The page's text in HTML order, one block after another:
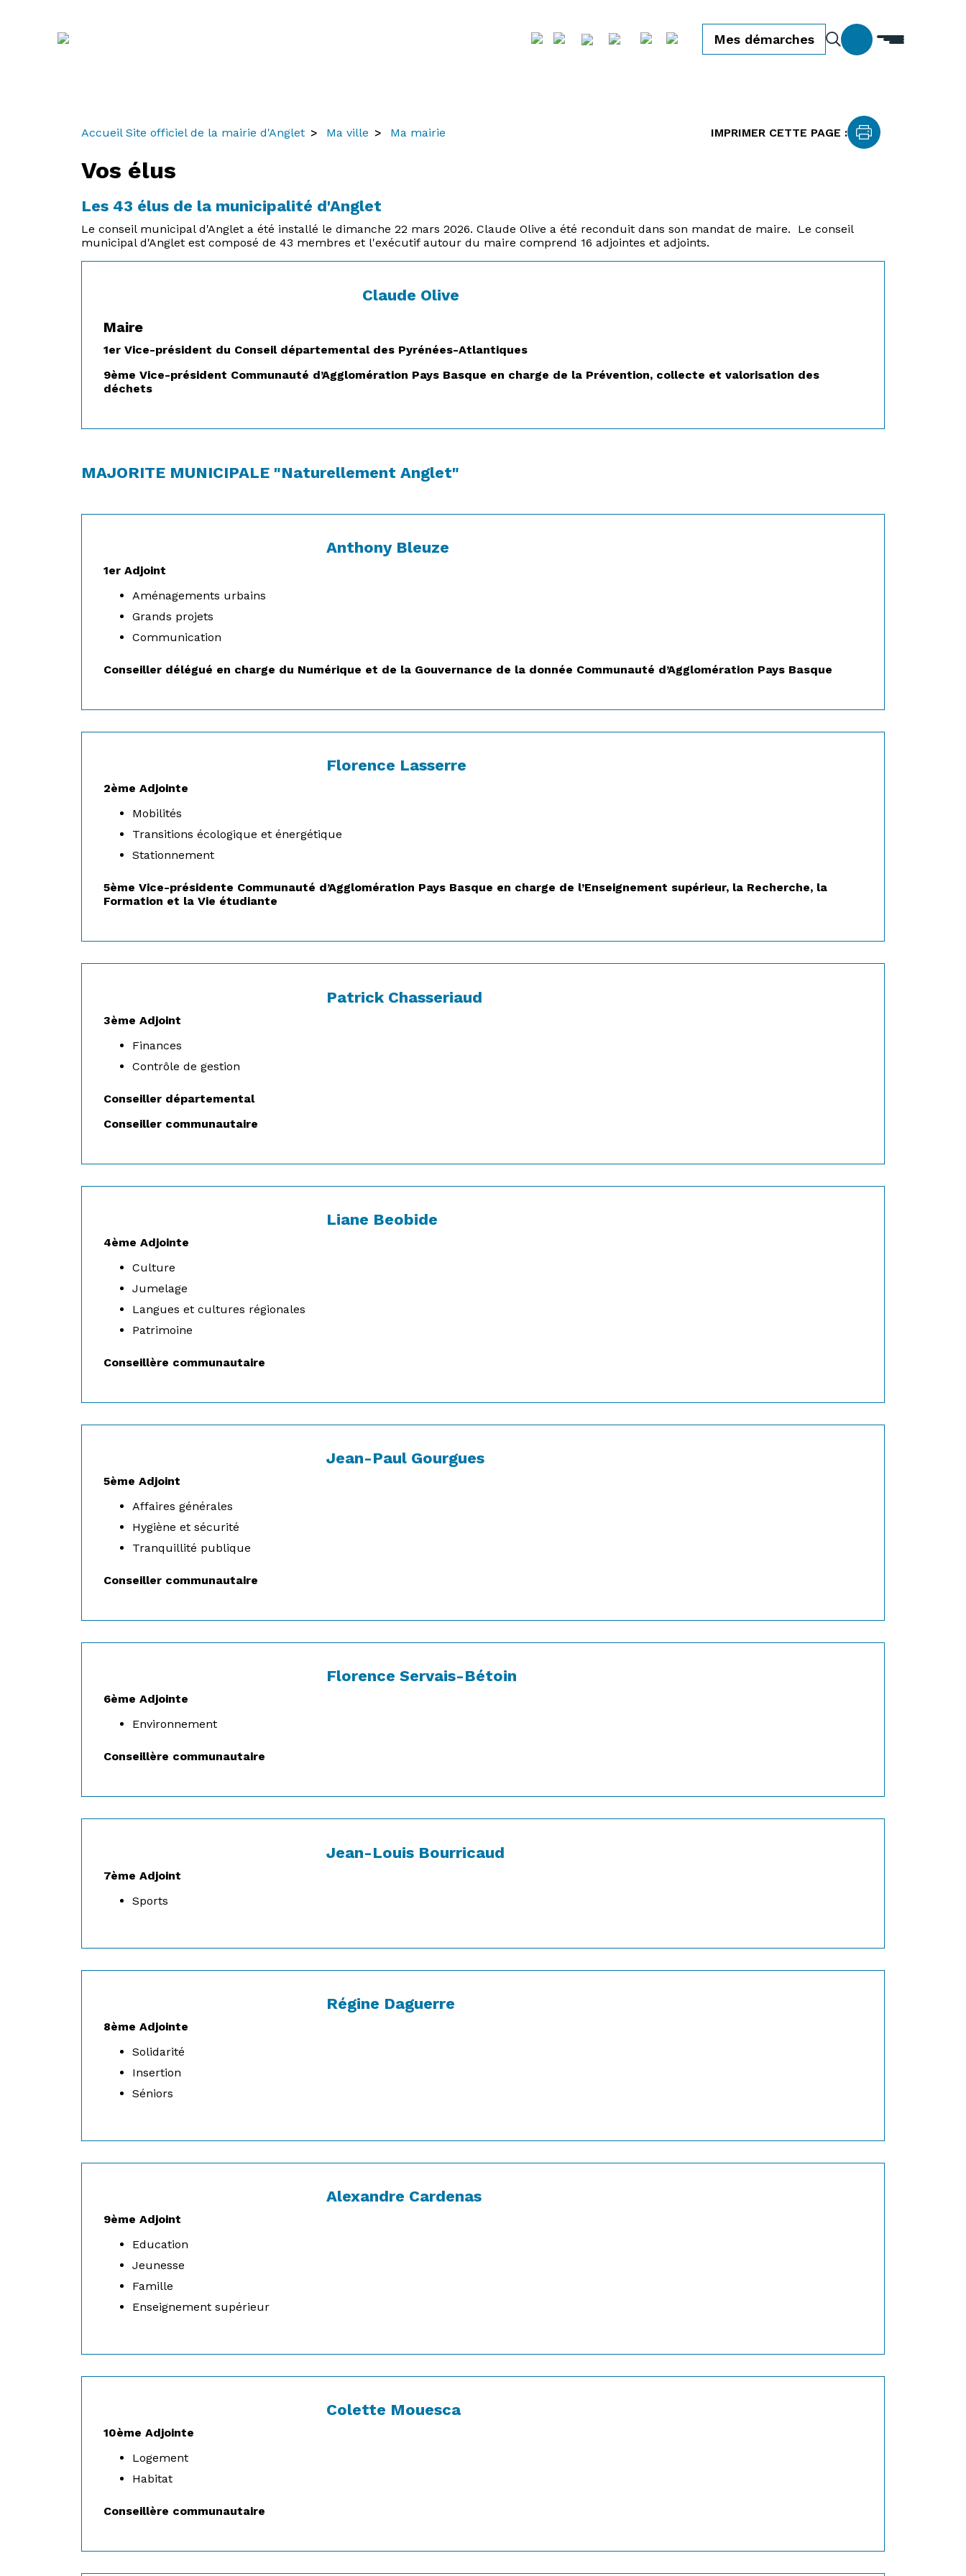
Mes démarches
Accueil Site officiel de la mairie d'Anglet Ma ville Ma mairie IMPRIMER CETTE PAGE :
Vos élus
Les 43 élus de la municipalité d'Anglet
Le conseil municipal d'Anglet a été installé le dimanche 22 mars 2026. Claude Olive a été reconduit dans son mandat de maire. Le conseil
municipal d'Anglet est composé de 43 membres et l'exécutif autour du maire comprend 16 adjointes et adjoints.
Claude Olive
Maire
1er Vice-président du Conseil départemental des Pyrénées-Atlantiques
9ème Vice-président Communauté d’Agglomération Pays Basque en charge de la Prévention, collecte et valorisation des
déchets
MAJORITE MUNICIPALE "Naturellement Anglet"
Anthony Bleuze
1er Adjoint
Aménagements urbains
Grands projets
Communication
Conseiller délégué en charge du Numérique et de la Gouvernance de la donnée Communauté d’Agglomération Pays Basque
Florence Lasserre
2ème Adjointe
Mobilités
Transitions écologique et énergétique
Stationnement
5ème Vice-présidente Communauté d’Agglomération Pays Basque en charge de l’Enseignement supérieur, la Recherche, la
Formation et la Vie étudiante
Patrick Chasseriaud
3ème Adjoint
Finances
Contrôle de gestion
Conseiller départemental
Conseiller communautaire
Liane Beobide
4ème Adjointe
Culture
Jumelage
Langues et cultures régionales
Patrimoine
Conseillère communautaire
Jean-Paul Gourgues
5ème Adjoint
Affaires générales
Hygiène et sécurité
Tranquillité publique
Conseiller communautaire
Florence Servais-Bétoin
6ème Adjointe
Environnement
Conseillère communautaire
Jean-Louis Bourricaud
7ème Adjoint
Sports
Régine Daguerre
8ème Adjointe
Solidarité
Insertion
Séniors
Alexandre Cardenas
9ème Adjoint
Education
Jeunesse
Famille
Enseignement supérieur
Colette Mouesca
10ème Adjointe
Logement
Habitat
Conseillère communautaire